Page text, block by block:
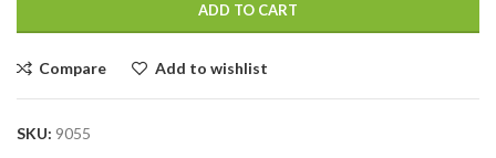
ADD TO CART
Compare Add to wishlist
SKU: 9055